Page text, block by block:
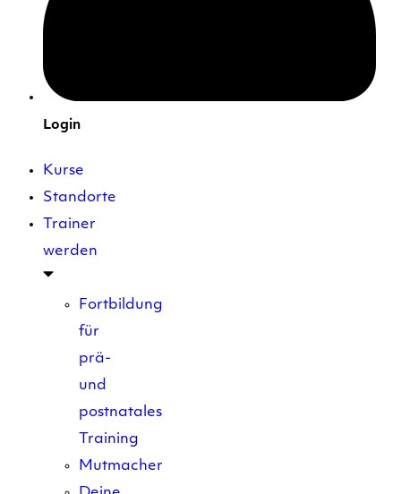
Login
Kurse
Standorte
Trainer
werden
Fortbildung
für
prä-
und
postnatales
Training
Mutmacher